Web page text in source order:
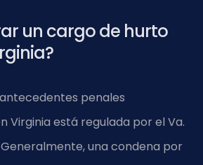
un cargo de hurto
penales
Virginia está regulada por el Va.
Generalmente, una condena por